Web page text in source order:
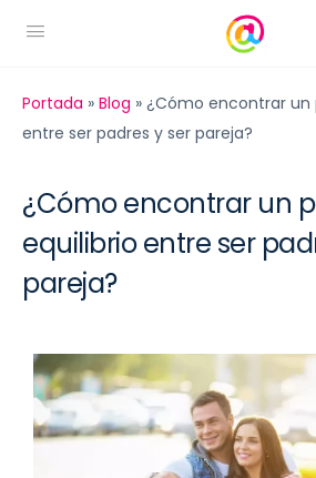
Portada » Blog » ¿Cómo encontrar un
entre ser padres y ser pareja?
¿Cómo encontrar un
equilibrio entre ser
pareja?